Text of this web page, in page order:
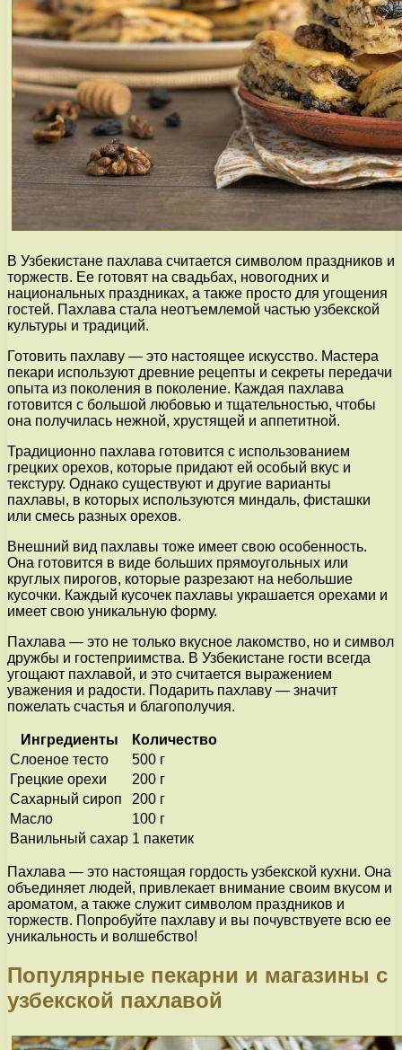
В Узбекистане пахлава считается символом праздников и
торжеств. Ее готовят на свадьбах, новогодних и
национальных праздниках, а также просто для угощения
гостей. Пахлава стала неотъемлемой частью узбекской
культуры и традиций.
Готовить пахлаву — это настоящее искусство. Мастера
пекари используют древние рецепты и секреты передачи
опыта из поколения в поколение. Каждая пахлава
готовится с большой любовью и тщательностью, чтобы
она получилась нежной, хрустящей и аппетитной.
Традиционно пахлава готовится с использованием
грецких орехов, которые придают ей особый вкус и
текстуру. Однако существуют и другие варианты
пахлавы, в которых используются миндаль, фисташки
или смесь разных орехов.
Внешний вид пахлавы тоже имеет свою особенность.
Она готовится в виде больших прямоугольных или
круглых пирогов, которые разрезают на небольшие
кусочки. Каждый кусочек пахлавы украшается орехами и
имеет свою уникальную форму.
Пахлава — это не только вкусное лакомство, но и символ
дружбы и гостеприимства. В Узбекистане гости всегда
угощают пахлавой, и это считается выражением
уважения и радости. Подарить пахлаву — значит
пожелать счастья и благополучия.
Ингредиенты
Количество
Слоеное тесто
500 г
Грецкие орехи
200 г
Сахарный сироп
200 г
Масло
100 г
Ванильный сахар 1 пакетик
Пахлава — это настоящая гордость узбекской кухни. Она
объединяет людей, привлекает внимание своим вкусом и
ароматом, а также служит символом праздников и
торжеств. Попробуйте пахлаву и вы почувствуете всю ее
уникальность и волшебство!
Популярные пекарни и магазины с
узбекской пахлавой